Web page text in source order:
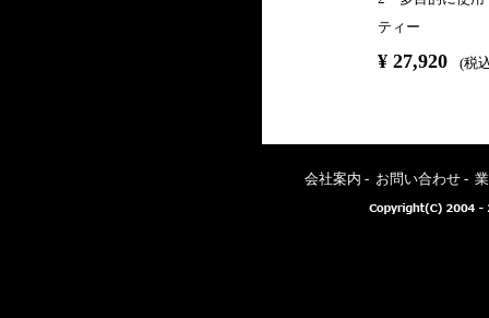
ティー
¥ 27,920 (税
会社案内 - お問い合わせ -